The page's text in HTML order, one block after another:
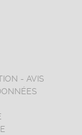
- AVIS